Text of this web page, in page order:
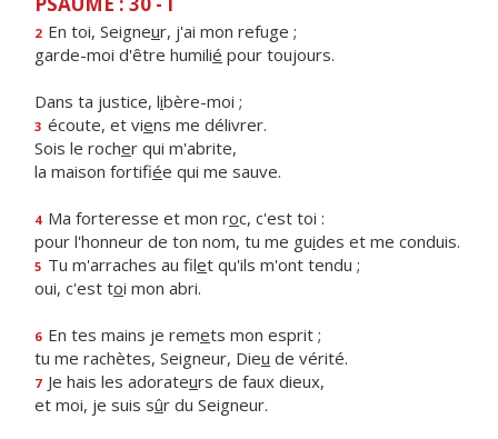
2 En toi, Seigneur, j'ai mon refuge ;
garde-moi d'être humilié pour toujours.
Dans ta justice, libère-moi ;
3 écoute, et viens me délivrer.
Sois le rocher qui m'abrite,
la maison fortifiée qui me sauve.
4 Ma forteresse et mon roc, c'est toi :
pour l'honneur de ton nom, tu me guides et me conduis.
5 Tu m'arraches au filet qu'ils m'ont tendu ;
oui, c'est toi mon abri.
6 En tes mains je remets mon esprit ;
tu me rachètes, Seigneur, Dieu de vérité.
7 Je hais les adorateurs de faux dieux,
et moi, je suis sûr du Seigneur.